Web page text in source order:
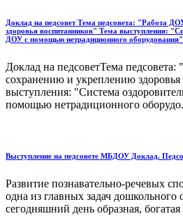
Доклад на педсовет Тема педсовета: "Работа
здоровья воспитанников" Тема выступления:
ДОУ с помощью нетрадиционного оборудования"
Доклад на педсоветТема
сохранению и укреплению
выступления: "Система
помощью нетрадиционного
Выступление на педсовете МБДОУ Доклад.
Развитие познавательно-речевых
одна из главных задач дошкольного
сегодняшний день образная,